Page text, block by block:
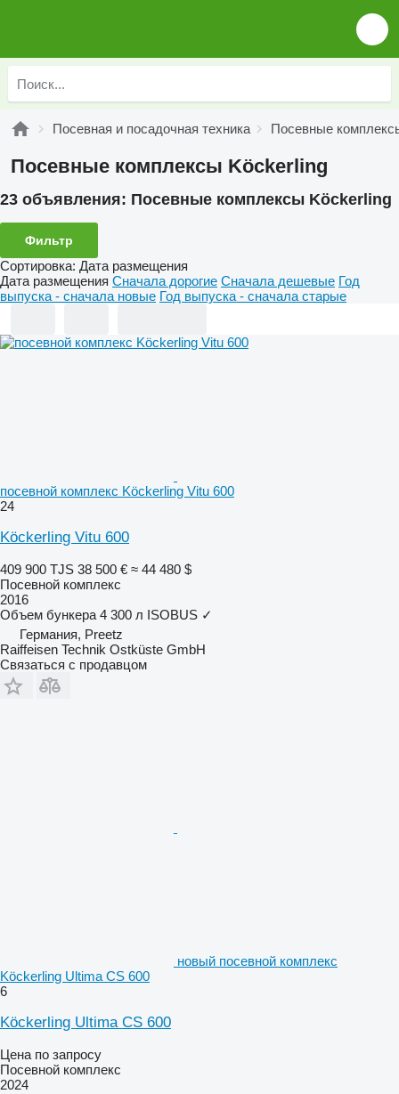
Посевная и посадочная техника Посевные
Посевные комплексы Köckerling
23 объявления: Посевные комплексы Köckerling
Фильтр
Сортировка: Дата размещения
Дата размещения Сначала дорогие Сначала дешевые Год
выпуска - сначала новые Год выпуска - сначала старые
посевной комплекс Köckerling Vitu 600
24
Köckerling Vitu 600
409 900 TJS 38 500 € ≈ 44 480 $
Посевной комплекс
2016
Объем бункера 4 300 л ISOBUS ✓
Германия, Preetz
Raiffeisen Technik Ostküste GmbH
Связаться с продавцом
новый посевной комплекс
Köckerling Ultima CS 600
6
Köckerling Ultima CS 600
Цена по запросу
Посевной комплекс
2024